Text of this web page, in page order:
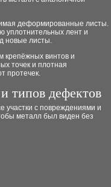
деформированные листы.
уплотнительных лент и
новые листы.
крепёжных винтов и
точек и плотная
протечек.
типов дефектов
участки с повреждениями и
металл был виден без